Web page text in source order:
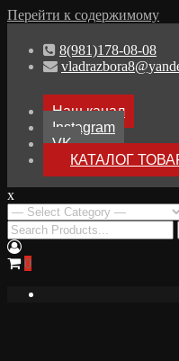
Перейти к содержимому
8(981)178-08-08
Наш канал
Instagram
VK
КАТАЛОГ
Разбор
Разборка Audi A8 D3
x
0